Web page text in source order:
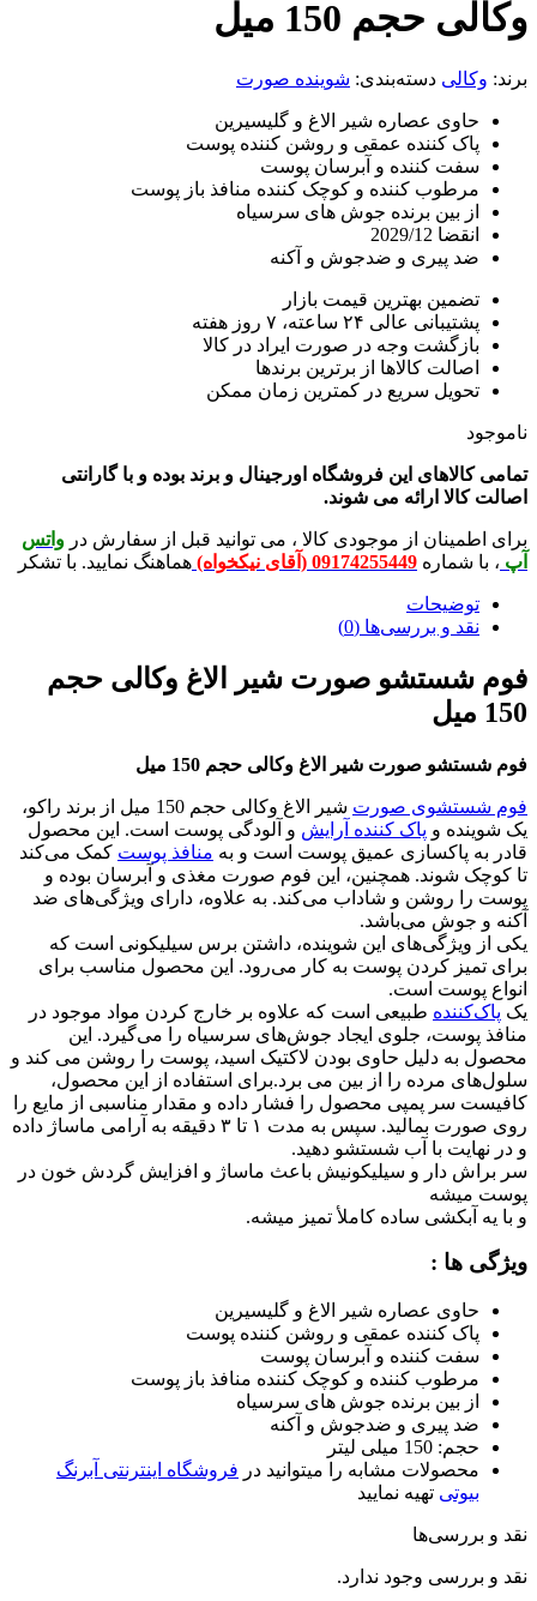
150 میل
دسته‌بندی:شوینده صورت
عصاره شیر الاغ و گلیسیرین
کننده عمقی و روشن کننده پوست
کننده و آبرسان پوست
کننده و کوچک کننده منافذ باز پوست
بین برنده جوش های سرسیاه
پیری و ضدجوش و آکنه
بهترین قیمت بازار
عالی ۲۴ ساعته، ۷ روز هفته
وجه در صورت ایراد در کالا
کالاها از برترین برندها
سریع در کمترین زمان ممکن
این فروشگاه اورجینال و برند بوده و با گارانتی
ارائه می شوند.
از موجودی کالا ، می توانید قبل از سفارش درواتس
09174255449 (آقای نیکخواه) هماهنگ نمایید. با تشکر
و بررسی‌ها (0)
صورت شیر الاغ وکالی حجم
صورت شیر الاغ وکالی حجم 150 میل
صورت
شیر الاغ وکالی حجم 150 میل از برند راکو،
وپاک کننده آرایشو آلودگی پوست است. این محصول
پاکسازی عمیق پوست است و بهمنافذ پوستکمک می‌کند
شوند. همچنین، این فوم صورت مغذی و آبرسان بوده و
روشن و شاداب می‌کند. به علاوه، دارای ویژگی‌های ضد
می‌باشد.
این شوینده، داشتن برس سیلیکونی است که
کردن پوست به کار می‌رود. این محصول مناسب برای
است.
طبیعی است که علاوه بر خارج کردن مواد موجود در
جلوی ایجاد جوش‌های سرسیاه را می‌گیرد. این
دلیل حاوی بودن لاکتیک اسید، پوست را روشن می کند و
مرده را از بین می برد.برای استفاده از این محصول،
پمپی محصول را فشار داده و مقدار مناسبی از مایع را
روی صورت بمالید. سپس به مدت ۱ تا ۳ دقیقه به آرامی ماساژ داده
با آب شستشو دهید.
دار و سیلیکونیش باعث ماساژ و افزایش گردش خون در
ساده کاملأ تمیز میشه.
:
عصاره شیر الاغ و گلیسیرین
کننده عمقی و روشن کننده پوست
کننده و آبرسان پوست
کننده و کوچک کننده منافذ باز پوست
بین برنده جوش های سرسیاه
پیری و ضدجوش و آکنه
مشابه را میتوانید درفروشگاه اینترنتی آبرنگ
تهیه نمایید
وجود ندارد.